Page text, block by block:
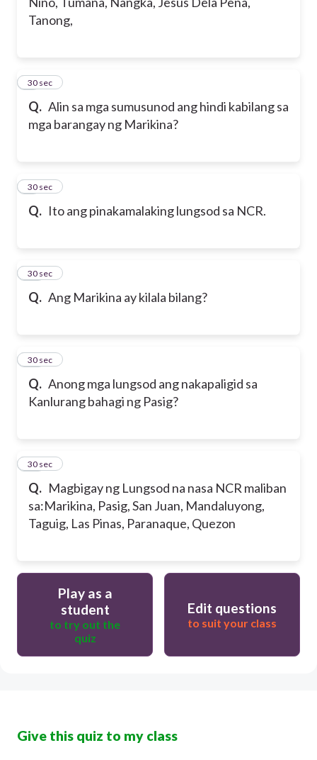
Tanong,
Q. Alin sa mga sumusunod ang hindi kabilang sa
mga barangay ng Marikina?
8
30 sec
Q. Ito ang pinakamalaking lungsod sa NCR.
9
30 sec
Q. Ang Marikina ay kilala bilang?
10
30 sec
Q. Anong mga lungsod ang nakapaligid sa
Kanlurang bahagi ng Pasig?
11
30 sec
Q. Magbigay ng Lungsod na nasa NCR maliban
sa:Marikina, Pasig, San Juan, Mandaluyong,
Taguig, Las Pinas, Paranaque, Quezon
12
30 sec
Play as a
student
to try out the
quiz
Edit questions
to suit your class
Give this quiz to my class